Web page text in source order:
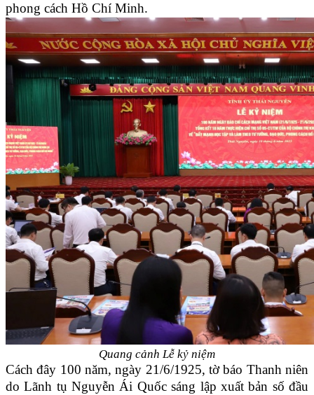
phong cách Hồ Chí Minh.
Quang cảnh Lễ kỷ niệm
Cách đây 100 năm, ngày 21/6/1925, tờ báo Thanh niên
do Lãnh tụ Nguyễn Ái Quốc sáng lập xuất bản số đầu